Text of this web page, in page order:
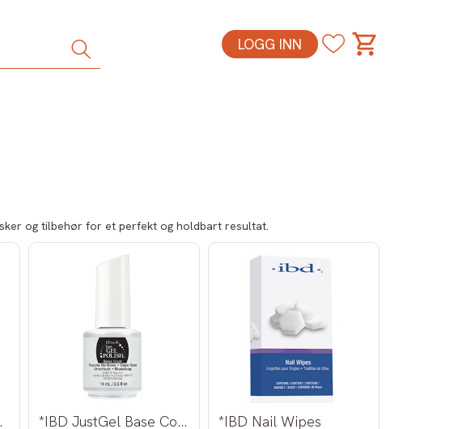
LOGG INN
og tilbehør for et perfekt og holdbart resultat.
*IBD JustGel Base Coat 14ml *IBD Nail Wipes